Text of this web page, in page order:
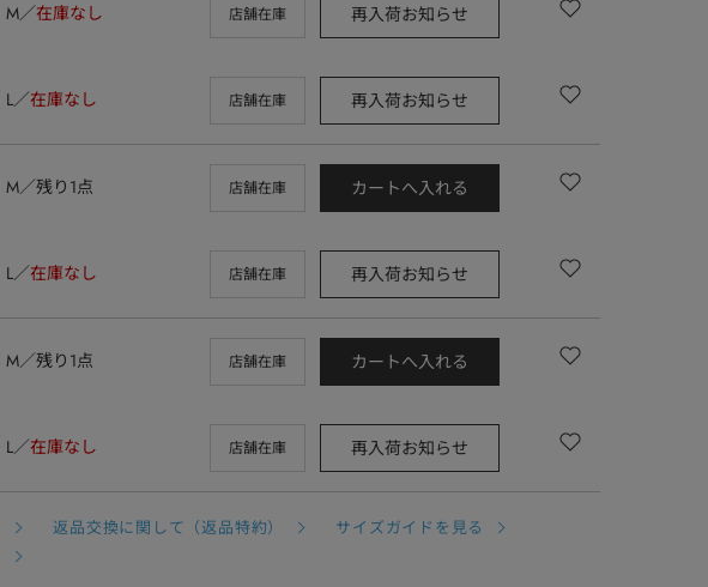
M 在庫なし 店舗在庫 再入荷お知らせ
L 在庫なし 店舗在庫 再入荷お知らせ
M 残り1点 店舗在庫 カートへ入れる
L 在庫なし 店舗在庫 再入荷お知らせ
M 残り1点 店舗在庫 カートへ入れる
L 在庫なし 店舗在庫 再入荷お知らせ
返品交換に関して（返品特約）
サイズガイドを見る